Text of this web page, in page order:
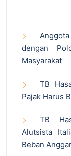
dengan
Masyarakat
TB
Pajak Harus
TB
Alutsista
Beban